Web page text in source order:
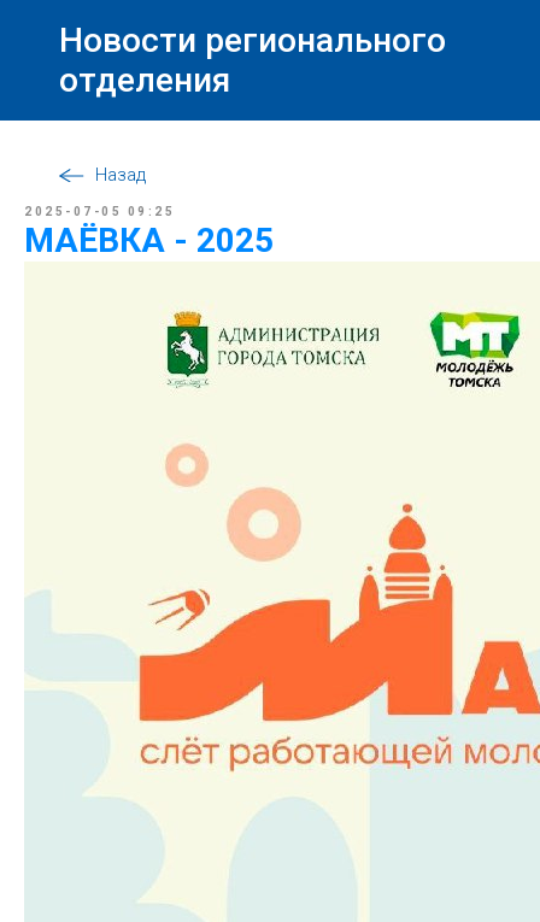
Новости регионального
отделения
Назад
2025-07-05 09:25
МАЁВКА - 2025